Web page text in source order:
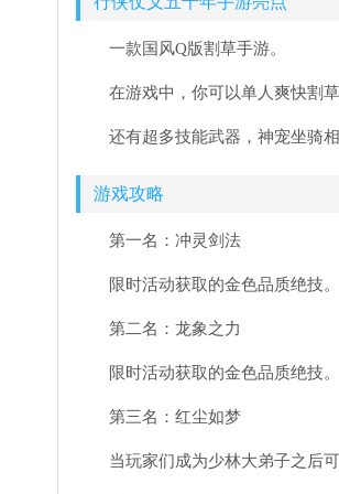
一款国风Q版割草手游。
在游戏中，你可以单人爽快割
还有超多技能武器，神宠坐骑相
游戏攻略
第一名：冲灵剑法
限时活动获取的金色品质绝技。
第二名：龙象之力
限时活动获取的金色品质绝技。
第三名：红尘如梦
当玩家们成为少林大弟子之后